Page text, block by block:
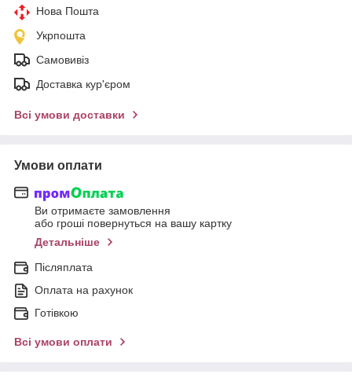
Нова Пошта
Укрпошта
Самовивіз
Доставка кур'єром
Всі умови доставки
Умови оплати
Ви отримаєте замовлення
або гроші повернуться на вашу картку
Детальніше
Післяплата
Оплата на рахунок
Готівкою
Всі умови оплати